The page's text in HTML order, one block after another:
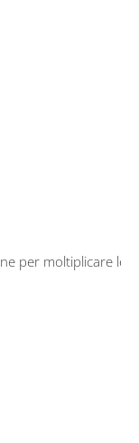
per moltiplicare le